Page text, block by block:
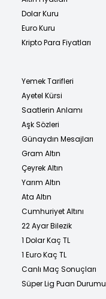
Dolar Kuru
Euro Kuru
Kripto Para Fiyatları
Yemek Tarifleri
Ayetel Kürsi
Saatlerin Anlamı
Aşk Sözleri
Günaydın Mesajları
Gram Altın
Çeyrek Altın
Yarım Altın
Ata Altın
Cumhuriyet Altını
22 Ayar Bilezik
1 Dolar Kaç TL
1 Euro Kaç TL
Canlı Maç Sonuçları
Süper Lig Puan Durumu